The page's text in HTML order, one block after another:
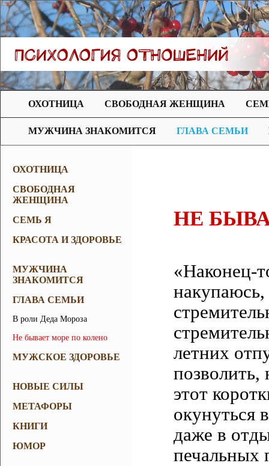
ОХОТНИЦА СВОБОДНАЯ ЖЕНЩИНА
МУЖЧИНА ЗНАКОМИТСЯ ГЛАВА СЕМЬИ
ОХОТНИЦА
СВОБОДНАЯ
ЖЕНЩИНА
СЕМЬ Я
КРАСОТА И ЗДОРОВЬЕ
МУЖЧИНА
ЗНАКОМИТСЯ
ГЛАВА СЕМЬИ
В роли Деда Мороза
Не бывает море по колено
МУЖСКОЕ ЗДОРОВЬЕ
НОВЫЕ СИЛЫ
МЕТАФОРЫ
КНИГИ
ЮМОР
НЕ
«Наконец-
летних
позволить,
этот
окунуться
даже в
печальных